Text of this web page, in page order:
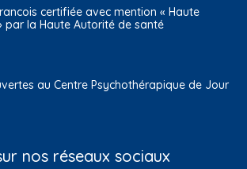
certifiée avec mention « Haute
par la Haute Autorité de santé
au Centre Psychothérapique de Jour
nos réseaux sociaux